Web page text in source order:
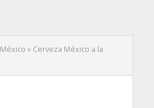
México » Cerveza México a la